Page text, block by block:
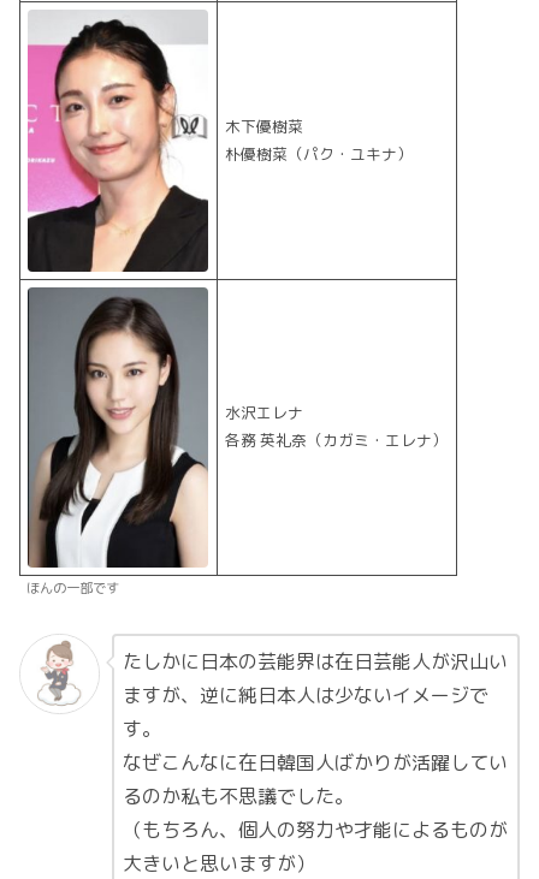
木下優樹菜
朴優樹菜（パク・ユキナ）
水沢エレナ
各務 英礼奈（カガミ・エレナ）
ほんの一部です
たしかに日本の芸能界は在日芸能人が沢山い
ますが、逆に純日本人は少ないイメージで
す。
なぜこんなに在日韓国人ばかりが活躍してい
るのか私も不思議でした。
（もちろん、個人の努力や才能によるものが
大きいと思いますが）